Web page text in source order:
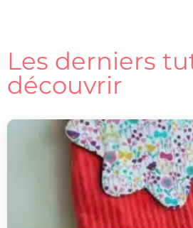
Les derniers
découvrir